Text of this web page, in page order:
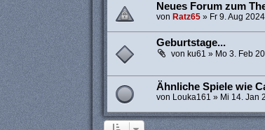
Neues Forum zum
von Ratz65» Fr 9. Aug
Geburtstage...
von ku61 » Mo 3. Feb
Ähnliche Spiele wie
von Louka161 » Mi 14. Jan